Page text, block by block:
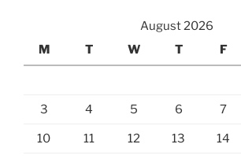
August 2026
M
T W T F
3 4 5 6 7
10 11 12 13 14